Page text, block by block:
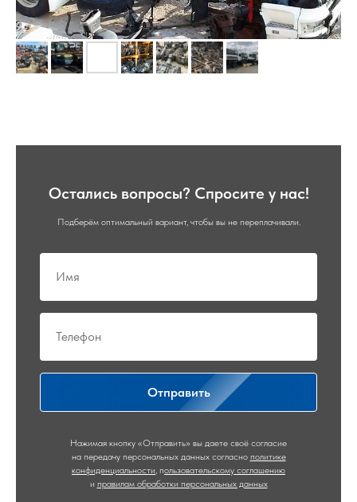
Остались вопросы? Спросите у нас!
Подберём оптимальный вариант, чтобы вы не переплачивали.
Отправить
Нажимая кнопку «Отправить» вы даете своё согласие
на передачу персональных данных согласно политике
конфиденциальности пользовательскому соглашению
и правилам обработки персональных данных